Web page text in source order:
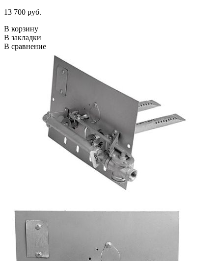
13 700 руб.
В корзину
В закладки
В сравнение